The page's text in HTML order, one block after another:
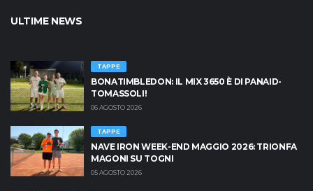
ULTIME NEWS
TAPPE
BONATIMBLEDON: IL MIX 3650 È DI PANAID-
TOMASSOLI!
06 AGOSTO 2026
TAPPE
NAVE IRON WEEK-END MAGGIO 2026: TRIONFA
MAGONI SU TOGNI
05 AGOSTO 2026